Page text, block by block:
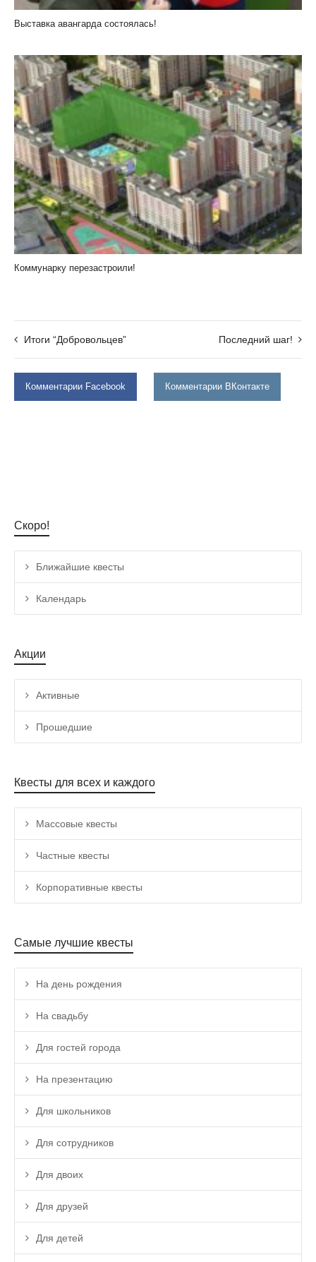
Выставка авангарда состоялась!
Коммунарку перезастроили!
Итоги “Добровольцев” Последний шаг!
Комментарии Facebook Комментарии ВКонтакте
Скоро!
Ближайшие квесты
Календарь
Акции
Активные
Прошедшие
Квесты для всех и каждого
Массовые квесты
Частные квесты
Корпоративные квесты
Самые лучшие квесты
На день рождения
На свадьбу
Для гостей города
На презентацию
Для школьников
Для сотрудников
Для двоих
Для друзей
Для детей